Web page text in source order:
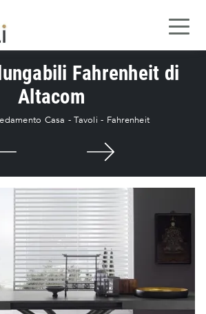
Fahrenheit di
Altacom
Casa -Tavoli - Fahrenheit